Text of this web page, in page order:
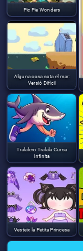
Pic Pie Wonders
Alguna cosa sota el mar:
Versió Difícil
Tralalero Tralala Cursa
Infinita
Vesteix la Petita Princesa